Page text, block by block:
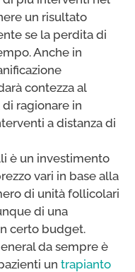
un risultato
se la perdita di
Anche in
contezza al
ragionare in
a distanza di
è un investimento
vari in base alla
di unità follicolari
di una
certo budget.
da sempre è
un trapianto